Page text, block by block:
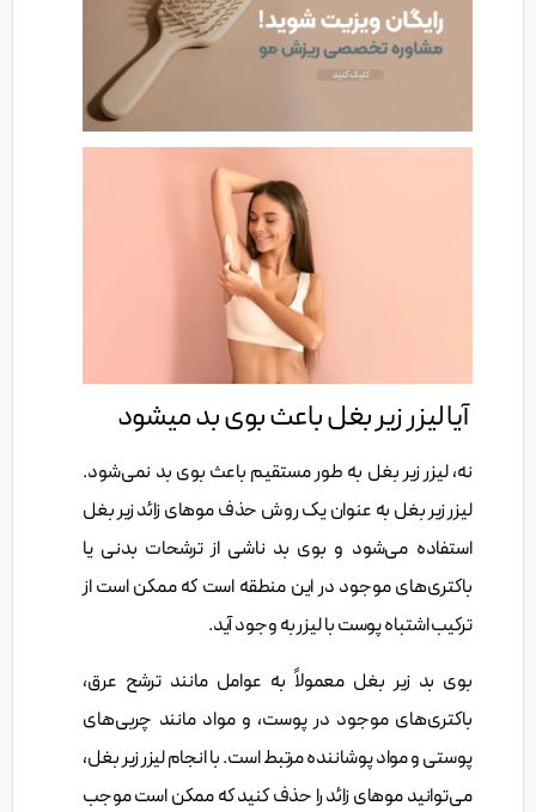
آیا لیزر زیر بغل باعث بوی بد میشود
نه، لیزر زیر بغل به طور مستقیم باعث بوی بد نمی‌شود.
لیزر زیر بغل به عنوان یک روش حذف موهای زائد زیر بغل
استفاده می‌شود و بوی بد ناشی از ترشحات بدنی یا
باکتری‌های موجود در این منطقه است که ممکن است از
ترکیب اشتباه پوست با لیزر به وجود آید.
بوی بد زیر بغل معمولاً به عوامل مانند ترشح عرق،
باکتری‌های موجود در پوست، و مواد مانند چربی‌های
پوستی و مواد پوشاننده مرتبط است. با انجام لیزر زیر بغل،
می‌توانید موهای زائد را حذف کنید که ممکن است موجب